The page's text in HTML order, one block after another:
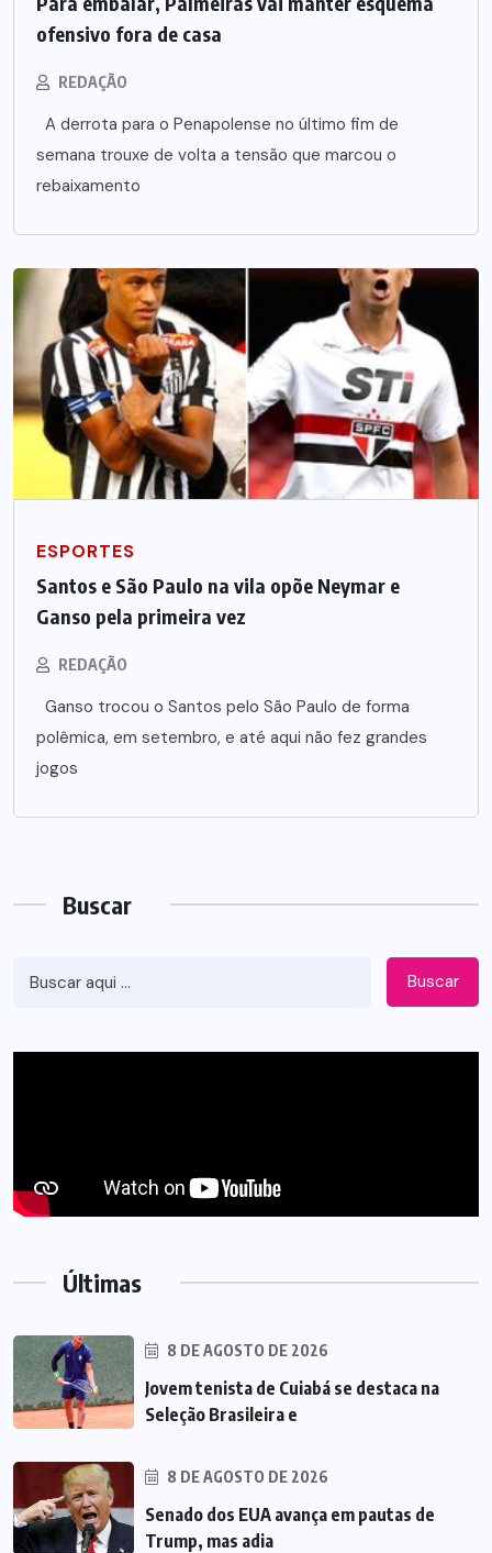
ofensivo fora de casa
REDAÇÃO
A derrota para o Penapolense no último fim de
semana trouxe de volta a tensão que marcou o
rebaixamento
ESPORTES
Santos e São Paulo na vila opõe Neymar e
Ganso pela primeira vez
REDAÇÃO
Ganso trocou o Santos pelo São Paulo de forma
polêmica, em setembro, e até aqui não fez grandes
jogos
Buscar
Buscar
Últimas
8 DE AGOSTO DE 2026
Jovem tenista de Cuiabá se destaca na
Seleção Brasileira e
8 DE AGOSTO DE 2026
Senado dos EUA avança em pautas de
Trump, mas adia